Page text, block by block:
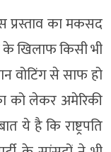
प्रस्ताव का मकसद
के खिलाफ किसी भी
वोटिंग से साफ हो
को लेकर अमेरिकी
ये है कि राष्ट्रपति